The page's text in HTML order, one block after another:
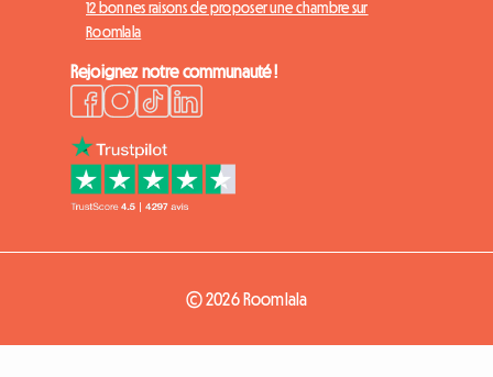
12 bonnes raisons de proposer une chambre sur
Roomlala
Rejoignez notre communauté !
© 2026 Roomlala